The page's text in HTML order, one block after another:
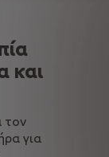
και
τον
για